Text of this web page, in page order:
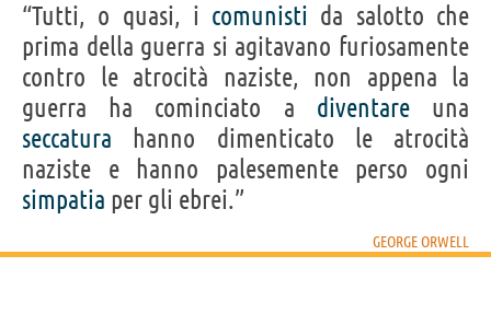
“Tutti, o quasi, i comunisti da salotto che
prima della guerra si agitavano furiosamente
contro le atrocità naziste, non appena la
guerra ha cominciato a diventareuna
seccatura hanno dimenticato le atrocità
naziste e hanno palesemente perso ogni
simpatia per gli ebrei.”
GEORGE ORWELL